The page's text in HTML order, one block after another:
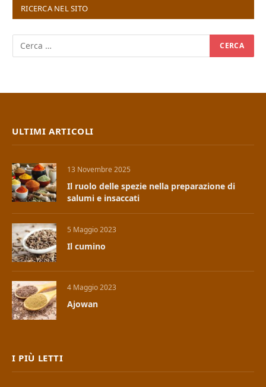
RICERCA NEL SITO
ULTIMI ARTICOLI
13 Novembre 2025
Il ruolo delle spezie nella preparazione di
salumi e insaccati
5 Maggio 2023
Il cumino
4 Maggio 2023
Ajowan
I PIÙ LETTI